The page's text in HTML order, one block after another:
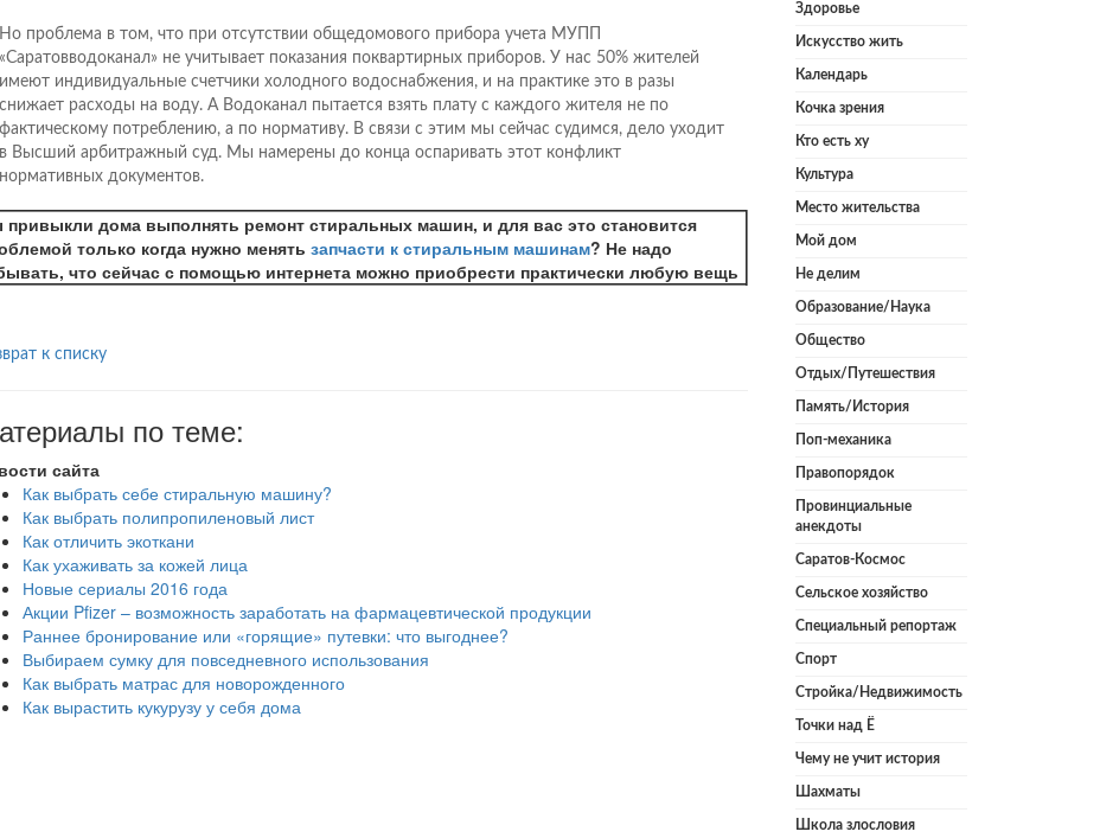
Но проблема в том, что при отсутствии общедомового прибора учета МУПП
«Саратовводоканал» не учитывает показания поквартирных приборов. У нас 50% жителей
имеют индивидуальные счетчики холодного водоснабжения, и на практике это в разы
снижает расходы на воду. А Водоканал пытается взять плату с каждого жителя не по
фактическому потреблению, а по нормативу. В связи с этим мы сейчас судимся, дело уходит
в Высший арбитражный суд. Мы намерены до конца оспаривать этот конфликт
нормативных документов.
привыкли дома выполнять ремонт стиральных машин, и для вас это становится
только когда нужно менять запчасти к стиральным машинам? Не надо
что сейчас с помощью интернета можно приобрести практически любую вещь
к списку
по теме:
сайта
Как выбрать себе стиральную машину?
Как выбрать полипропиленовый лист
Как отличить экоткани
Как ухаживать за кожей лица
Новые сериалы 2016 года
Акции Pfizer – возможность заработать на фармацевтической продукции
Раннее бронирование или «горящие» путевки: что выгоднее?
Выбираем сумку для повседневного использования
Как выбрать матрас для новорожденного
Как вырастить кукурузу у себя дома
Здоровье
Искусство жить
Календарь
Кочка зрения
Кто есть ху
Культура
Место жительства
Мой дом
Не делим
Образование/Наука
Общество
Отдых/Путешествия
Память/История
Поп-механика
Правопорядок
Провинциальные
анекдоты
Саратов-Космос
Сельское хозяйство
Специальный репортаж
Спорт
Стройка/Недвижимость
Точки над Ё
Чему не учит история
Шахматы
Школа злословия